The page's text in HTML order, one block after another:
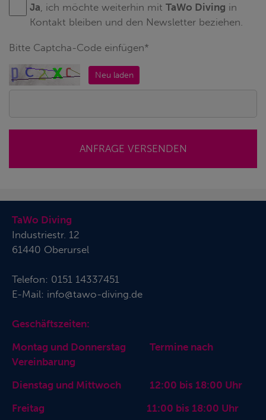
Ja , ich möchte weiterhin mit TaWo Diving in
Kontakt bleiben und den Newsletter beziehen.
Bitte Captcha-Code einfügen*
Neu laden
ANFRAGE VERSENDEN
TaWo Diving
Industriestr. 12
61440 Oberursel
Telefon: 0151 14337451
E-Mail: info@tawo-diving.de
Geschäftszeiten:
Montag und Donnerstag Termine nach
Vereinbarung
Dienstag und Mittwoch 12:00 bis 18:00 Uhr
Freitag 11:00 bis 18:00 Uhr